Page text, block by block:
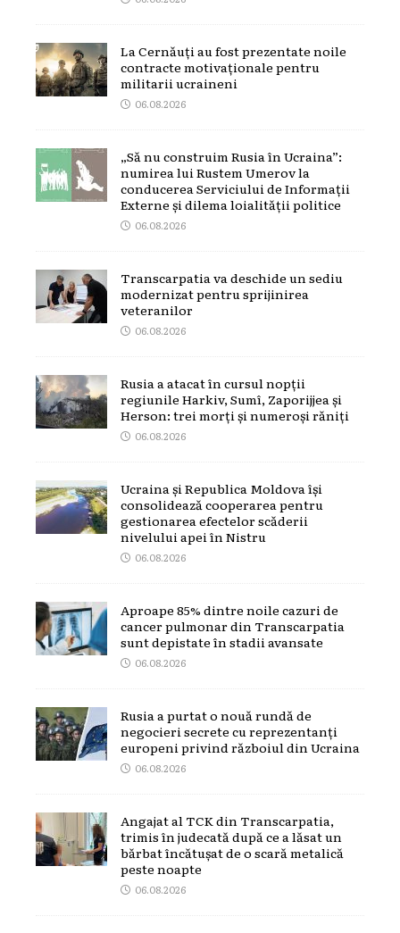
La Cernăuți au fost prezentate noile
contracte motivaționale pentru
militarii ucraineni
06.08.2026
„Să nu construim Rusia în Ucraina”:
numirea lui Rustem Umerov la
conducerea Serviciului de Informații
Externe și dilema loialității politice
06.08.2026
Transcarpatia va deschide un sediu
modernizat pentru sprijinirea
veteranilor
06.08.2026
Rusia a atacat în cursul nopții
regiunile Harkiv, Sumî, Zaporijjea și
Herson: trei morți și numeroși răniți
06.08.2026
Ucraina și Republica Moldova își
consolidează cooperarea pentru
gestionarea efectelor scăderii
nivelului apei în Nistru
06.08.2026
Aproape 85% dintre noile cazuri de
cancer pulmonar din Transcarpatia
sunt depistate în stadii avansate
06.08.2026
Rusia a purtat o nouă rundă de
negocieri secrete cu reprezentanți
europeni privind războiul din Ucraina
06.08.2026
Angajat al TCK din Transcarpatia,
trimis în judecată după ce a lăsat un
bărbat încătușat de o scară metalică
peste noapte
06.08.2026